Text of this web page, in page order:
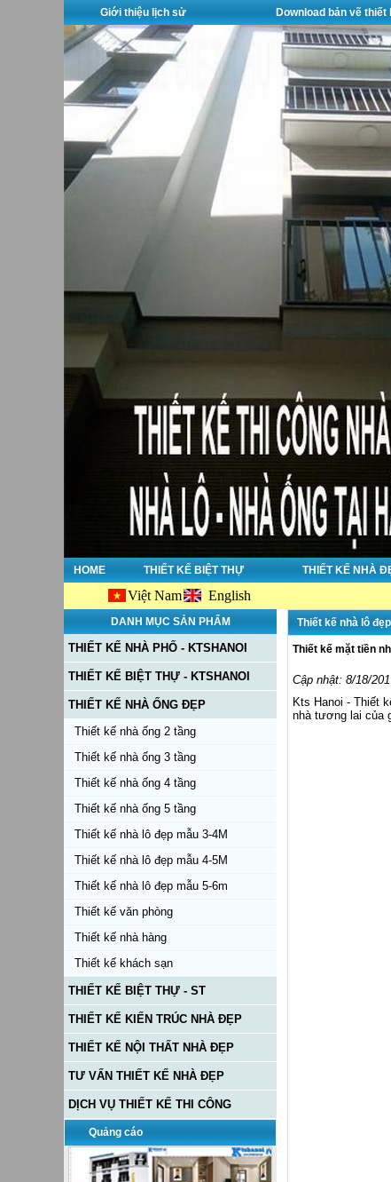
Giới thiệu lịch sử Download bản vẽ thiết
HOME THIẾT KẾ BIỆT THỰ THIẾT KẾ NHÀ
Việt Nam English
DANH MỤC SẢN PHẨM
THIẾT KẾ NHÀ PHỐ - KTSHANOI
THIẾT KẾ BIỆT THỰ - KTSHANOI
THIẾT KẾ NHÀ ỐNG ĐẸP
Thiết kế nhà ống 2 tầng
Thiết kế nhà ống 3 tầng
Thiết kế nhà ống 4 tầng
Thiết kế nhà ống 5 tầng
Thiết kế nhà lô đẹp mẫu 3-4M
Thiết kế nhà lô đẹp mẫu 4-5M
Thiết kế nhà lô đẹp mẫu 5-6m
Thiết kế văn phòng
Thiết kế nhà hàng
Thiết kế khách sạn
THIẾT KẾ BIỆT THỰ - ST
THIẾT KẾ KIẾN TRÚC NHÀ ĐẸP
THIẾT KẾ NỘI THẤT NHÀ ĐẸP
TƯ VẤN THIẾT KẾ NHÀ ĐẸP
DỊCH VỤ THIẾT KẾ THI CÔNG
Quảng cáo
Thiết kế nhà lô
Thiết kế mặt tiền
Cập nhật: 8/18/
Kts Hanoi - Thiết
nhà tương lai của